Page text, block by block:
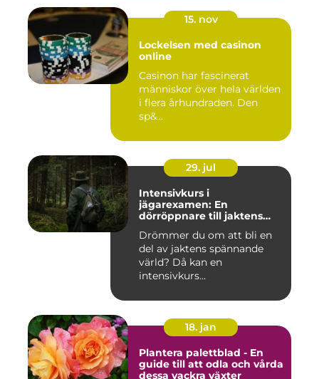
15. nov
Lockelsen med casinon
online
Casinon har fascinerat
människor över hela världen
i flera århundraden. Den
sp&...
29. jul
Intensivkurs i
jägarexamen: En
dörröppnare till jaktens
Drömmer du om att bli en
del av jaktens spännande
värld? Då kan en
intensivkurs...
18. jan
Plantera palettblad - En
guide till att odla och vårda
dessa vackra växter